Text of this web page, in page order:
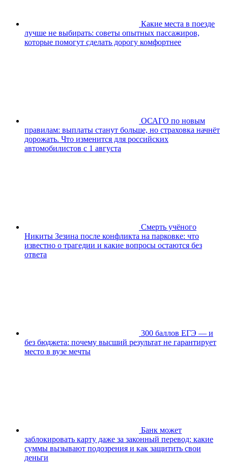
Какие места в поезде
лучше не выбирать: советы опытных пассажиров,
которые помогут сделать дорогу комфортнее
ОСАГО по новым
правилам: выплаты станут больше, но страховка начнёт
дорожать. Что изменится для российских
автомобилистов с 1 августа
Смерть учёного
Никиты Зезина после конфликта на парковке: что
известно о трагедии и какие вопросы остаются без
ответа
300 баллов ЕГЭ — и
без бюджета: почему высший результат не гарантирует
место в вузе мечты
Банк может
заблокировать карту даже за законный перевод: какие
суммы вызывают подозрения и как защитить свои
деньги